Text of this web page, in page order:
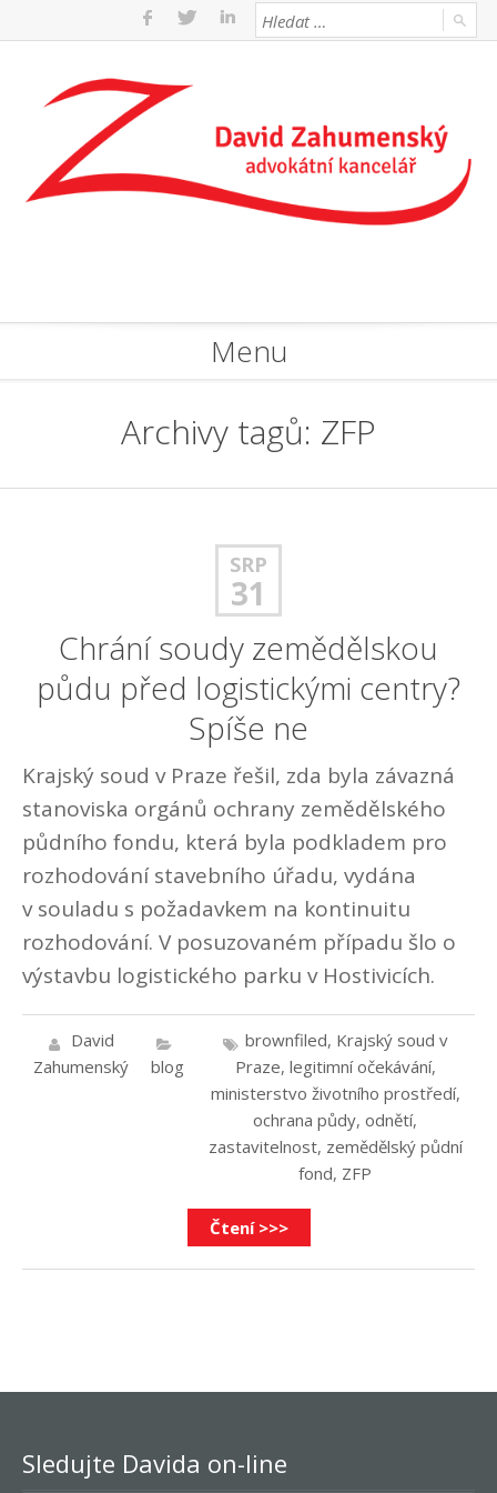
Menu
Archivy tagů: ZFP
SRP
31
Chrání soudy zemědělskou
půdu před logistickými centry?
Spíše ne
Krajský soud v Praze řešil, zda byla závazná
stanoviska orgánů ochrany zemědělského
půdního fondu, která byla podkladem pro
rozhodování stavebního úřadu, vydána
v souladu s požadavkem na kontinuitu
rozhodování. V posuzovaném případu šlo o
výstavbu logistického parku v Hostivicích.
David
Zahumenský
blog
brownfiled, Krajský soud v
Praze, legitimní očekávání,
ministerstvo životního prostředí,
ochrana půdy, odnětí,
zastavitelnost, zemědělský půdní
fond, ZFP
Čtení >>>
Sledujte Davida on-line